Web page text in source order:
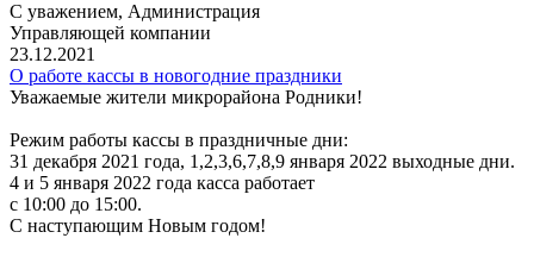
С уважением, Администрация
Управляющей компании
23.12.2021
О работе кассы в новогодние праздники
Уважаемые жители микрорайона Родники!
Режим работы кассы в праздничные дни:
31 декабря 2021 года, 1,2,3,6,7,8,9 января 2022 выходные дни.
4 и 5 января 2022 года касса работает
с 10:00 до 15:00.
С наступающим Новым годом!